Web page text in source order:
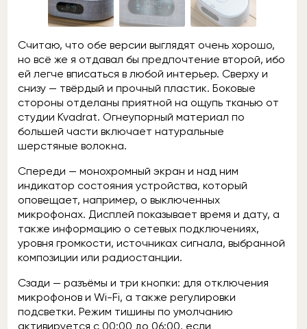
Считаю, что обе версии выглядят очень хорошо,
но всё же я отдавал бы предпочтение второй, ибо
ей легче вписаться в любой интерьер. Сверху и
снизу — твёрдый и прочный пластик. Боковые
стороны отделаны приятной на ощупь тканью от
студии Kvadrat. Огнеупорный материал по
большей части включает натуральные
шерстяные волокна.
Спереди — монохромный экран и над ним
индикатор состояния устройства, который
оповещает, например, о выключенных
микрофонах. Дисплей показывает время и дату, а
также информацию о сетевых подключениях,
уровня громкости, источниках сигнала, выбранной
композиции или радиостанции.
Сзади — разъёмы и три кнопки: для отключения
микрофонов и Wi-Fi, а также регулировки
подсветки. Режим тишины по умолчанию
активируется с 00:00 до 06:00, если